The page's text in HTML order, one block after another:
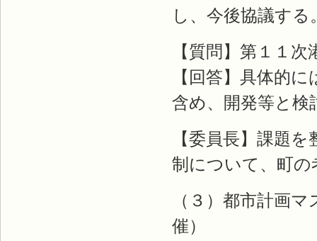
し、今後協議する
【質問】第１１
【回答】具体的
含め、開発等と検
【委員長】課題
制について、町
（３）都市計画
催）